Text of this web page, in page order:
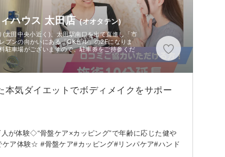
ハウス 太田店 (オオタテン)
太田中央小近く)、太田駅南口を出て直進し「市
ブンの向かいにある「OKビル」の2Fになりま
駐車場がございますので、駐車券をご持参くだ
本気ダイエットでボディメイクをサポー
が体験◇“骨盤ケア×カッピング”で年齢に応じた健や
ア体験☆ #骨盤ケア#カッピング#リンパケア#ハンド